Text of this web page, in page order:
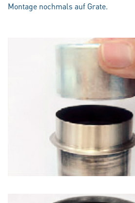
Montage nochmals auf Grate.